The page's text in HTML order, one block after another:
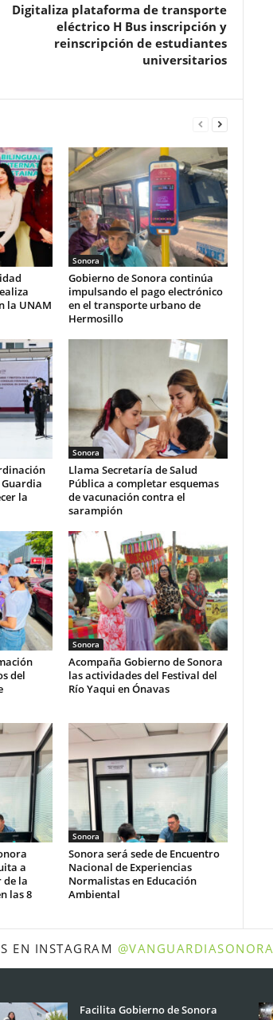
Digitaliza plataforma de transporte
eléctrico H Bus inscripción y
reinscripción de estudiantes
universitarios
la UNAM
Sonora
Gobierno de Sonora continúa
impulsando el pago electrónico
en el transporte urbano de
Hermosillo
la
Sonora
Llama Secretaría de Salud
Pública a completar esquemas
de vacunación contra el
sarampión
del
Sonora
Acompaña Gobierno de Sonora
las actividades del Festival del
Río Yaqui en Ónavas
a
de la
las 8
Sonora
Sonora será sede de Encuentro
Nacional de Experiencias
Normalistas en Educación
Ambiental
EN INSTAGRAM @VANGUARDIASONORA
Facilita Gobierno de Sonora